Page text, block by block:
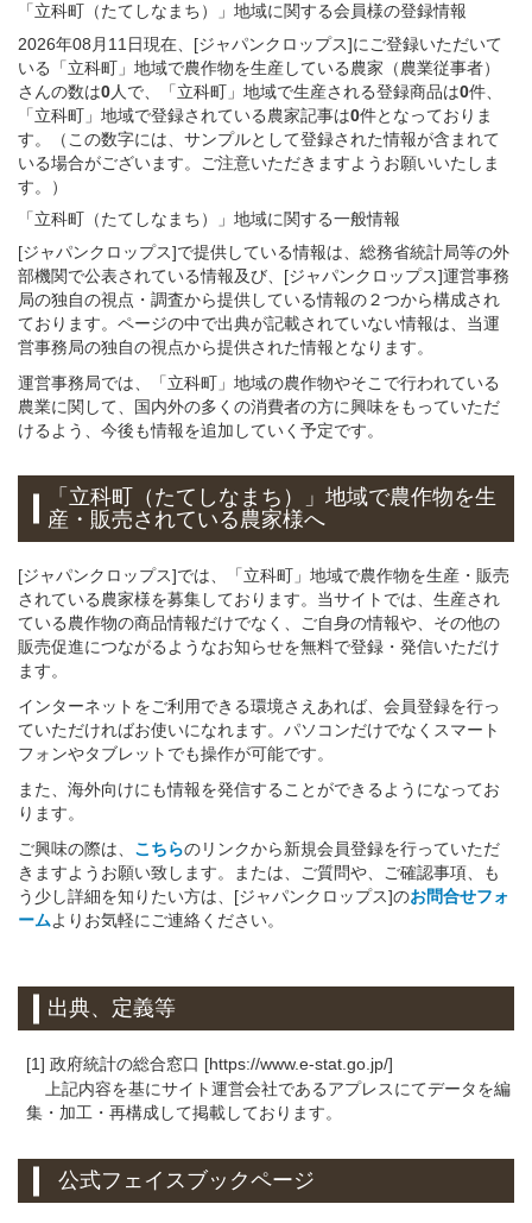
「立科町（たてしなまち）」 地域に関する会員様の登録情報
2026年08月11日現在、[ジャパンクロップス]にご登録いただいて
いる「立科町」地域で農作物を生産している農家（農業従事者）
さんの数は0人で、「立科町」地域で生産される登録商品は0件、
「立科町」地域で登録されている農家記事は0件となっておりま
す。（この数字には、サンプルとして登録された情報が含まれて
いる場合がございます。ご注意いただきますようお願いいたしま
す。）
「立科町（たてしなまち）」 地域に関する一般情報
[ジャパンクロップス]で提供している情報は、総務省統計局等の外
部機関で公表されている情報及び、[ジャパンクロップス]運営事務
局の独自の視点・調査から提供している情報の２つから構成され
ております。ページの中で出典が記載されていない情報は、当運
営事務局の独自の視点から提供された情報となります。
運営事務局では、「立科町」地域の農作物やそこで行われている
農業に関して、国内外の多くの消費者の方に興味をもっていただ
けるよう、今後も情報を追加していく予定です。
「立科町（たてしなまち）」地域で農作物を生
産・販売されている農家様へ
[ジャパンクロップス]では、「立科町」地域で農作物を生産・販売
されている農家様を募集しております。当サイトでは、生産され
ている農作物の商品情報だけでなく、ご自身の情報や、その他の
販売促進につながるようなお知らせを無料で登録・発信いただけ
ます。
インターネットをご利用できる環境さえあれば、会員登録を行っ
ていただければお使いになれます。パソコンだけでなくスマート
フォンやタブレットでも操作が可能です。
また、海外向けにも情報を発信することができるようになってお
ります。
ご興味の際は、 こちらのリンクから新規会員登録を行っていただ
きますようお願い致します。または、ご質問や、ご確認事項、も
う少し詳細を知りたい方は、[ジャパンクロップス]のお問合せフォ
ームよりお気軽にご連絡ください。
出典、定義等
[1] 政府統計の総合窓口 [https://www.e-stat.go.jp/]
上記内容を基にサイト運営会社であるアプレスにてデータを編
集・加工・再構成して掲載しております。
公式フェイスブックページ